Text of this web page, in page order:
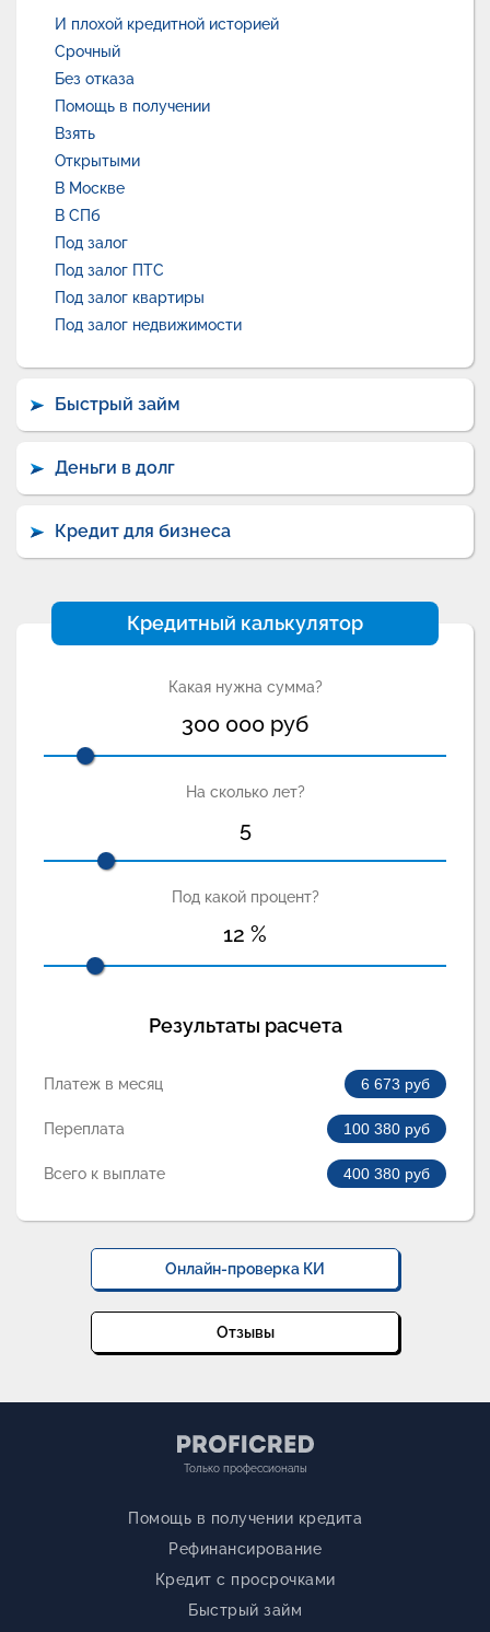
И плохой кредитной историей
Срочный
Без отказа
Помощь в получении
Взять
Открытыми
В Москве
В СПб
Под залог
Под залог ПТС
Под залог квартиры
Под залог недвижимости
Быстрый займ
Деньги в долг
Кредит для бизнеса
Кредитный калькулятор
Какая нужна сумма?
300 000 руб
На сколько лет?
5
Под какой процент?
12 %
Результаты расчета
Платеж в месяц 6 673 руб
Переплата 100 380 руб
Всего к выплате 400 380 руб
Онлайн-проверка КИ
Отзывы
Только профессионалы
Помощь в получении кредита
Рефинансирование
Кредит с просрочками
Быстрый займ